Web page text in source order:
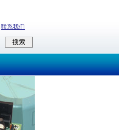
联系我们